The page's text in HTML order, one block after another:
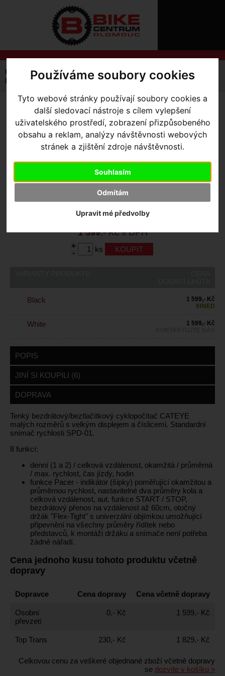
Používáme soubory cookies
Tyto webové stránky používají soubory cookies a
další sledovací nástroje s cílem vylepšení
uživatelského prostředí, zobrazení přizpůsobeného
obsahu a reklam, analýzy návštěvnosti webových
stránek a zjištění zdroje návštěvnosti.
Souhlasím
Odmítám
Upravit mé předvolby
O
NÁKUPU
SLUŽBY
REGISTRACE
ZTRATILI
Úvodní strana Výbava pro kolo
Cyklocomputery
Bezdrátové
cyklocomputer Cateye Strada Slim MTB
CYKLOCOMPUTER CATEYE
STRADA SLIM MTB- Black
Výrobce:
Cateye
Ano, v Olomouci
24 měsíců
1 599,- Kč s DPH
+
-
ks
Black
1 599,- Kč
IHNED
White
1 599,- Kč
POPIS
JINÍ SI KOUPILI (6)
DOPRAVA
Tenký bezdrátový/beztlačítkový cyklopočítač CATEYE
malých rozměrů s velkým displejem a číslicemi. Standardní
snímač rychlosti SPD-01.
8 funkcí:
denní (1 a 2) / celková vzdálenost, okamžitá / průměrná
/ max. rychlost, čas jízdy, hodin
funkce Pacer - indikátor (šipky) poměřující okamžitou a
průměrnou rychlost, nastavitelné dva průměry kola a
celková vzdálenost, aut. funkce START / STOP,
bezdrátový přenos na vzdálenost až 60cm, otočný
držák "Flex-Tight" s univerzální objímkou umožňující
připevnění na všechny průměry řídítek nebo
představců, k montáži držáku a snímače není potřeba
žádné nářadí.
Cena jednoho kusu tohoto produktu včetně
dopravy
Dopravce Cena dopravy Cena včetně dopravy
Osobní
převzetí
0,- Kč 1 599,- Kč
Top Trans 230,- Kč 1 829,- Kč
Celkovou cenu za veškeré objednané zboží včetně dopravy
se dozvíte v košíku »